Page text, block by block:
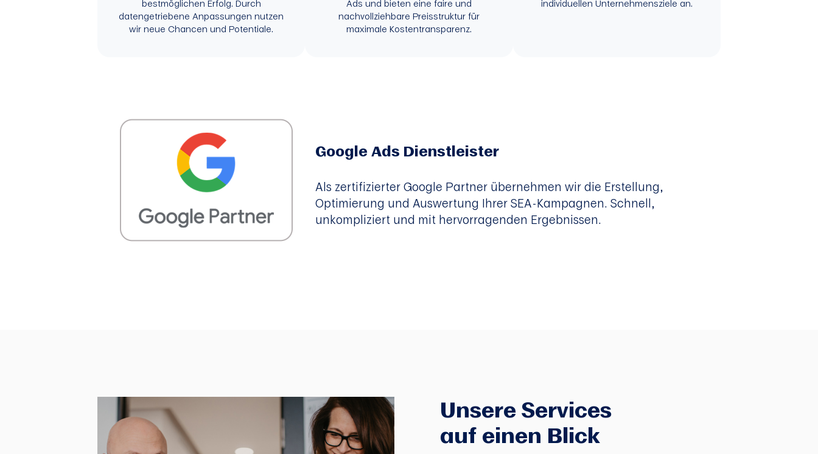
bestmöglichen Erfolg. Durch
datengetriebene Anpassungen nutzen
wir neue Chancen und Potentiale.
Ads und bieten eine faire und
nachvollziehbare Preisstruktur für
maximale Kostentransparenz.
individuellen Unternehmensziele an.
Google Ads Dienstleister
Als zertifizierter Google Partner übernehmen wir die Erstellung,
Optimierung und Auswertung Ihrer SEA-Kampagnen. Schnell,
unkompliziert und mit hervorragenden Ergebnissen.
Unsere Services
auf einen Blick